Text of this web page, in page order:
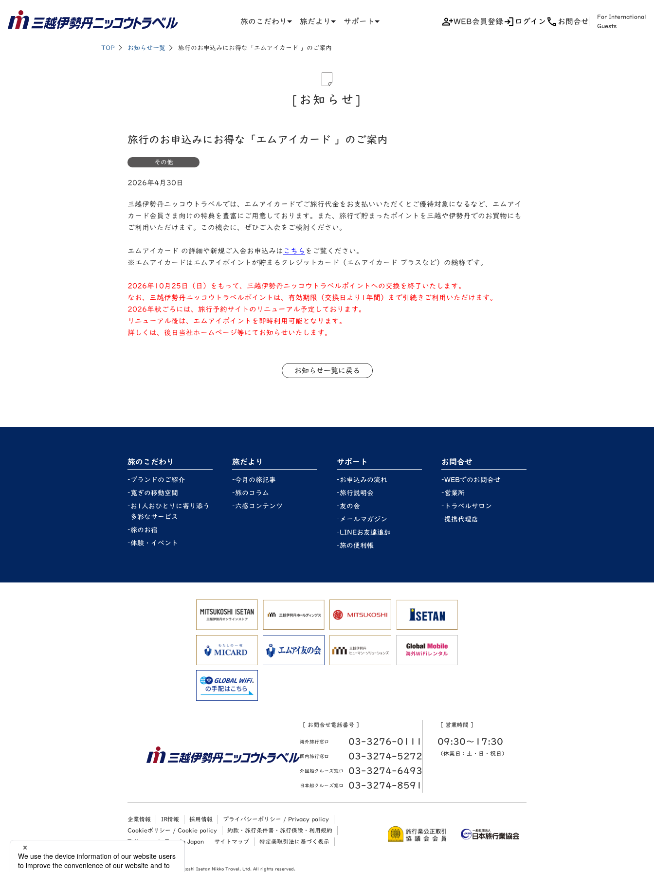
旅のこだわり 旅だより サポート WEB会員登録 ログイン お問合せ
For International
Guests
TOP お知らせ一覧 旅行のお申込みにお得な「エムアイカード 」のご案内
お知らせ
旅行のお申込みにお得な「エムアイカード 」のご案内
その他
2026年4月30日
三越伊勢丹ニッコウトラベルでは、エムアイカードでご旅行代金をお支払いいただくとご優待対象になるなど、エムアイ
カード会員さま向けの特典を豊富にご用意しております。また、旅行で貯まったポイントを三越や伊勢丹でのお買物にも
ご利用いただけます。この機会に、ぜひご入会をご検討ください。
エムアイカード の詳細や新規ご入会お申込みは こちら をご覧ください。
※エムアイカードはエムアイポイントが貯まるクレジットカード（エムアイカード プラスなど）の総称です。
2026年10月25日（日）をもって、三越伊勢丹ニッコウトラベルポイントへの交換を終了いたします。
なお、三越伊勢丹ニッコウトラベルポイントは、有効期限（交換日より1年間）まで引続きご利用いただけます。
2026年秋ごろには、旅行予約サイトのリニューアル予定しております。
リニューアル後は、エムアイポイントを即時利用可能となります。
詳しくは、後日当社ホームページ等にてお知らせいたします。
お知らせ一覧に戻る
旅のこだわり
ブランドのご紹介
寛ぎの移動空間
お1人おひとりに寄り添う
多彩なサービス
旅のお宿
体験・イベント
旅だより
今月の旅記事
旅のコラム
六感コンテンツ
サポート
お申込みの流れ
旅行説明会
友の会
メールマガジン
LINEお友達追加
旅の便利帳
お問合せ
WEBでのお問合せ
営業所
トラベルサロン
提携代理店
［ お問合せ電話番号 ］
海外旅行窓口 03-3276-0111
国内旅行窓口 03-3274-5272
外国船クルーズ窓口 03-3274-6493
日本船クルーズ窓口 03-3274-8591
［ 営業時間 ］
09:30〜17:30
（休業日：土・日・祝日）
企業情報 IR情報 採用情報
プライバシーポリシー / Privacy policy
Cookieポリシー / Cookie policy
約款・旅行条件書・旅行保険・利用規約
Tailor-made Tour in Japan
サイトマップ 特定商取引法に基づく表示
Copyright (c) 2026 Mitsukoshi Isetan Nikko Travel, Ltd. All rights reserved.